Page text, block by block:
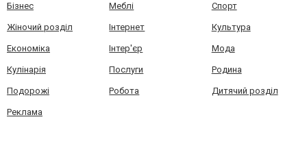
Бізнес Меблі Спорт
Жіночий розділ Інтернет Культура
Економіка Інтер'єр Мода
Кулінарія Послуги Родина
Подорожі Робота Дитячий розділ
Реклама